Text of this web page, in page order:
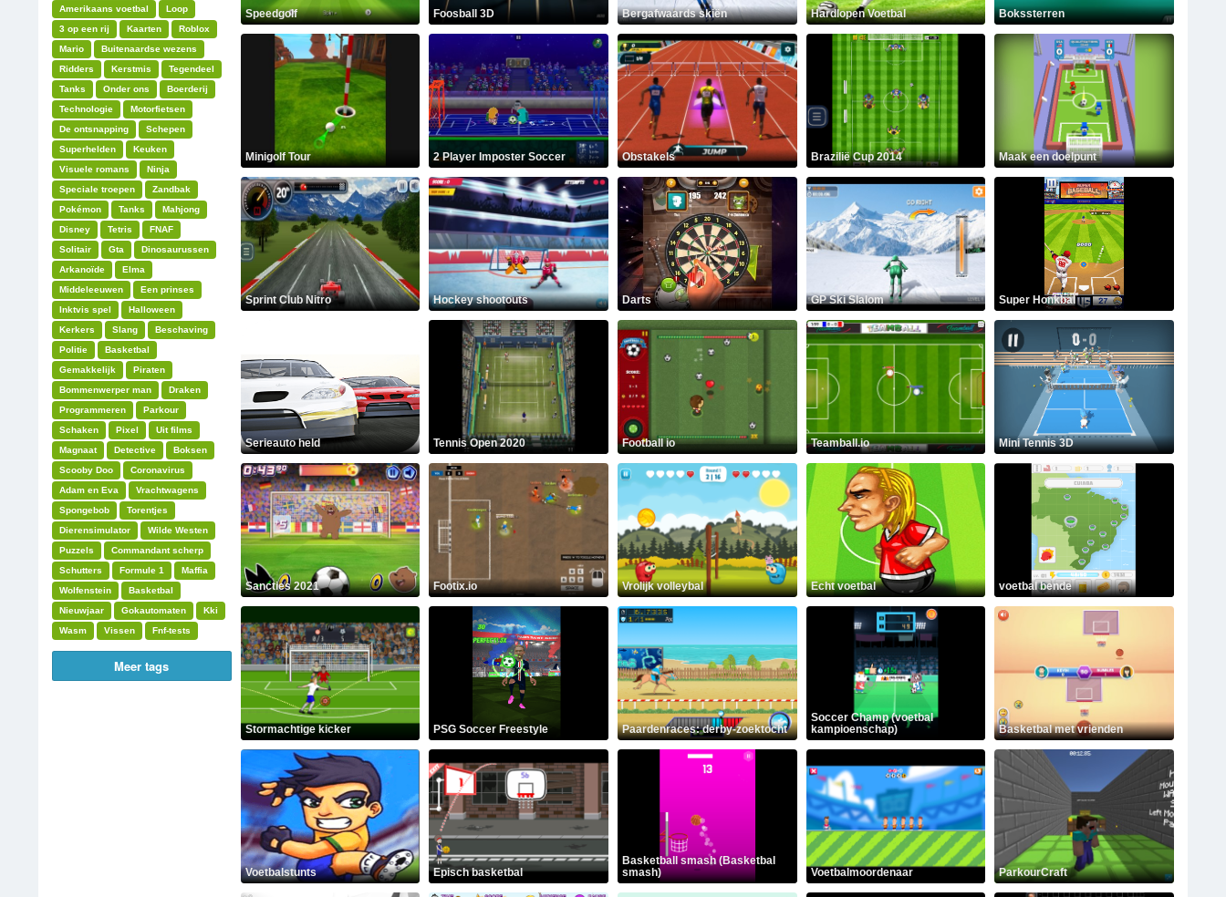
Amerikaans voetbal
Loop
3 op een rij
Kaarten
Roblox
Mario
Buitenaardse wezens
Ridders
Kerstmis
Tegendeel
Tanks
Onder ons
Boerderij
Technologie
Motorfietsen
De ontsnapping
Schepen
Superhelden
Keuken
Visuele romans
Ninja
Speciale troepen
Zandbak
Pokémon
Tanks
Mahjong
Disney
Tetris
FNAF
Solitair
Gta
Dinosaurussen
Arkanoïde
Elma
Middeleeuwen
Een prinses
Inktvis spel
Halloween
Kerkers
Slang
Beschaving
Politie
Basketbal
Gemakkelijk
Piraten
Bommenwerper man
Draken
Programmeren
Parkour
Schaken
Pixel
Uit films
Magnaat
Detective
Boksen
Scooby Doo
Coronavirus
Adam en Eva
Vrachtwagens
Spongebob
Torentjes
Dierensimulator
Wilde Westen
Puzzels
Commandant scherp
Schutters
Formule 1
Maffia
Wolfenstein
Basketbal
Nieuwjaar
Gokautomaten
Kki
Wasm
Vissen Fnf-tests
Meer tags
Speedgolf Foosball 3D Bergafwaards skiën Hardlopen Voetbal Bokssterren
Minigolf Tour 2 Player Imposter Soccer Obstakels Brazilië Cup 2014 Maak een doelpunt
Sprint Club Nitro Hockey shootouts Darts GP Ski Slalom Super Honkbal
Serieauto held Tennis Open 2020 Football io Teamball.io Mini Tennis 3D
Sancties 2021 Footix.io Vrolijk volleybal Echt voetbal voetbal bende
Stormachtige kicker PSG Soccer Freestyle Paardenraces: derby-zoektocht
Soccer Champ (voetbal
kampioenschap)
Basketbal met vrienden
Voetbalstunts Episch basketbal
Basketball smash (Basketbal
smash)
Voetbalmoordenaar ParkourCraft